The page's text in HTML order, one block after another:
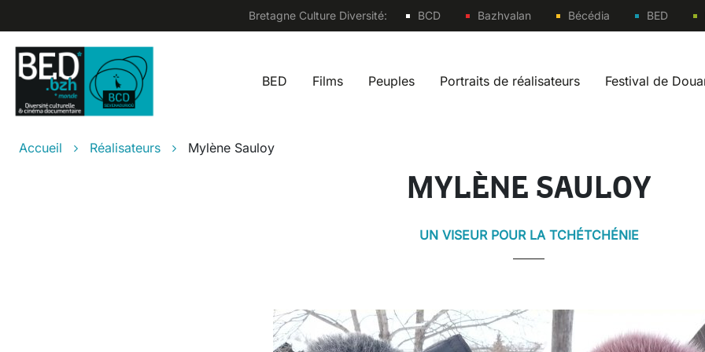
Bretagne Culture Diversité: Sites
BCD Bazhvalan Bécédia BED
Main navigation fr
BED Films Peuples Portraits de réalisateurs Festival de
Fil d'Ariane
Accueil Réalisateurs Mylène Sauloy
MYLÈNE SAULOY
UN VISEUR POUR LA TCHÉTCHÉNIE